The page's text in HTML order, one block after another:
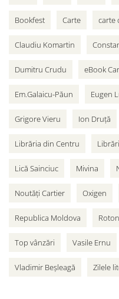
Bookfest Carte carte
Claudiu Komartin
Dumitru Crudu eBook
Em.Galaicu-Păun Eugen
Grigore Vieru Ion Druță
Librăria din Centru
Lică Sainciuc Mivina
Noutăți Cartier Oxigen
Republica Moldova
Top vânzări Vasile Ernu
Vladimir Beșleagă Zilele